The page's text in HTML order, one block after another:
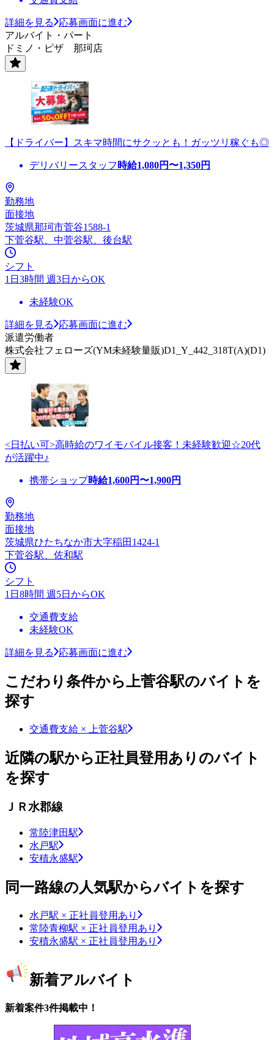
詳細を見る
応募画面に進む
アルバイト・パート
ドミノ・ピザ 那珂店
【ドライバー】スキマ時間にサクッとも！ガッツリ稼ぐも◎
デリバリースタッフ 時給1,080円〜1,350円
勤務地
面接地
茨城県那珂市菅谷1588-1
下菅谷駅、中菅谷駅、後台駅
シフト
1日3時間 週3日からOK
未経験OK
詳細を見る
応募画面に進む
派遣労働者
株式会社フェローズ(YM未経験量販)D1_Y_442_318T(A)(D1)
<日払い可>高時給のワイモバイル接客！未経験歓迎☆20代
が活躍中♪
携帯ショップ時給1,600円〜1,900円
勤務地
面接地
茨城県ひたちなか市大字稲田1424-1
下菅谷駅、佐和駅
シフト
1日8時間 週5日からOK
交通費支給
未経験OK
詳細を見る 応募画面に進む
こだわり条件から上菅谷駅のバイトを
探す
交通費支給 × 上菅谷駅
近隣の駅から正社員登用ありのバイト
を探す
ＪＲ水郡線
常陸津田駅
水戸駅
安積永盛駅
同一路線の人気駅からバイトを探す
水戸駅 × 正社員登用あり
常陸青柳駅 × 正社員登用あり
安積永盛駅 × 正社員登用あり
新着アルバイト
新着案件3件掲載中！